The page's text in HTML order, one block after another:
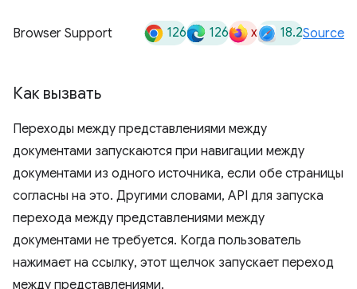
Browser Support 126 126 x 18.2Source
Как вызвать
Переходы между представлениями между
документами запускаются при навигации между
документами из одного источника, если обе страницы
согласны на это. Другими словами, API для запуска
перехода между представлениями между
документами не требуется. Когда пользователь
нажимает на ссылку, этот щелчок запускает переход
между представлениями.